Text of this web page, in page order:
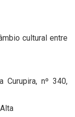
cultural entre
Curupira, nº 340,